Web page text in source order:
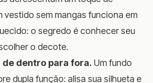
vestido sem mangas funciona em
o segredo é conhecer seu
o decote.
de dentro para fora. Um fundo
dupla função: alisa sua silhueta e